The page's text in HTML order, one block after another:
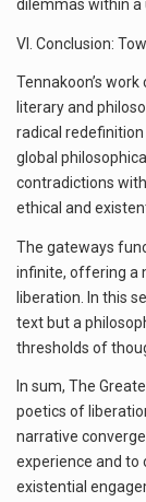
dilemmas within
VI. Conclusion:
Tennakoon’s
literary and
radical
global
contradictions
ethical and
The gateways
infinite, offering a
liberation. In this
text but a
thresholds of
In sum, The
poetics of
narrative
experience and to
existential